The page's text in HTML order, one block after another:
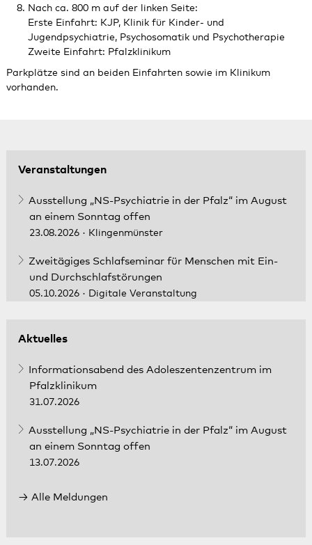
Nach ca. 800 m auf der linken Seite:
Erste Einfahrt: KJP, Klinik für Kinder- und
Jugendpsychiatrie, Psychosomatik und Psychotherapie
Zweite Einfahrt: Pfalzklinikum
Parkplätze sind an beiden Einfahrten sowie im Klinikum
vorhanden.
Veranstaltungen
Ausstellung „NS-Psychiatrie in der Pfalz“ im August
an einem Sonntag offen
23.08.2026 · Klingenmünster
Zweitägiges Schlafseminar für Menschen mit Ein-
und Durchschlafstörungen
05.10.2026 · Digitale Veranstaltung
Aktuelles
Informationsabend des Adoleszentenzentrum im
Pfalzklinikum
31.07.2026
Ausstellung „NS-Psychiatrie in der Pfalz“ im August
an einem Sonntag offen
13.07.2026
Alle Meldungen